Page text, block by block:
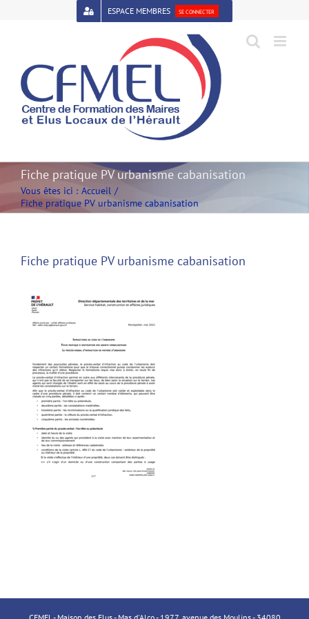
Open toolbar
ESPACE MEMBRES SE CONNECTER
Fiche pratique PV urbanisme cabanisation
Vous êtes ici : Accueil
Fiche pratique PV urbanisme cabanisation
Fiche pratique PV urbanisme cabanisation